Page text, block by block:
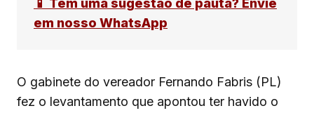
📱 Tem uma sugestão de pauta? Envie
em nosso WhatsApp
O gabinete do vereador Fernando Fabris (PL)
fez o levantamento que apontou ter havido o